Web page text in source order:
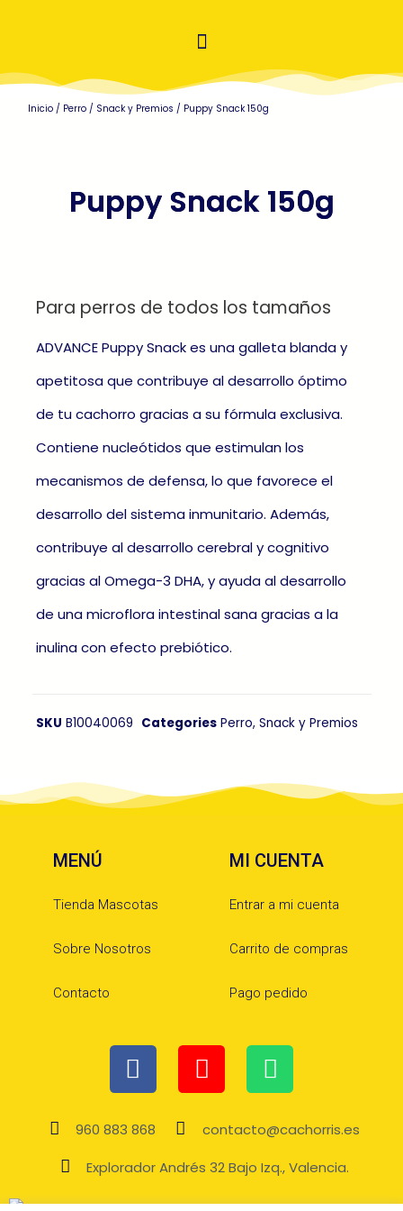
Inicio / Perro / Snack y Premios / Puppy Snack 150g
Puppy Snack 150g
Para perros de todos los tamaños
ADVANCE Puppy Snack es una galleta blanda y
apetitosa que contribuye al desarrollo óptimo
de tu cachorro gracias a su fórmula exclusiva.
Contiene nucleótidos que estimulan los
mecanismos de defensa, lo que favorece el
desarrollo del sistema inmunitario. Además,
contribuye al desarrollo cerebral y cognitivo
gracias al Omega-3 DHA, y ayuda al desarrollo
de una microflora intestinal sana gracias a la
inulina con efecto prebiótico.
SKU B10040069 Categories Perro, Snack y Premios
MENÚ
Tienda Mascotas
Sobre Nosotros
Contacto
MI CUENTA
Entrar a mi cuenta
Carrito de compras
Pago pedido
960 883 868
contacto@cachorris.es
Explorador Andrés 32 Bajo Izq., Valencia.